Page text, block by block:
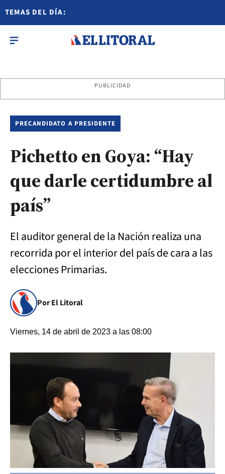
TEMAS DEL DÍA:
PUBLICIDAD
PRECANDIDATO A PRESIDENTE
Pichetto en Goya: “Hay
que darle certidumbre al
país”
El auditor general de la Nación realiza una
recorrida por el interior del país de cara a las
elecciones Primarias.
Por El Litoral
Viernes, 14 de abril de 2023 a las 08:00